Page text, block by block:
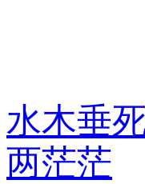
水木垂
两茫茫